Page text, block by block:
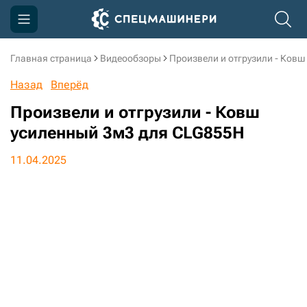
Главная страница Видеообзоры Произвели и отгрузили -
Назад Вперёд
Произвели и отгрузили - Ковш
усиленный 3м3 для CLG855H
11.04.2025
Компания
Доставка и оплата
Информация